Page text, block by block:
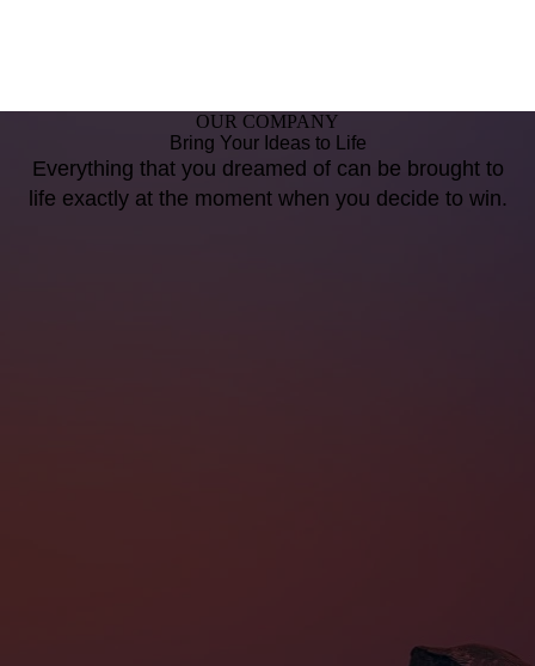
OUR COMPANY
Bring Your Ideas to Life
Everything that you dreamed of can be brought to
life exactly at the moment when you decide to win.